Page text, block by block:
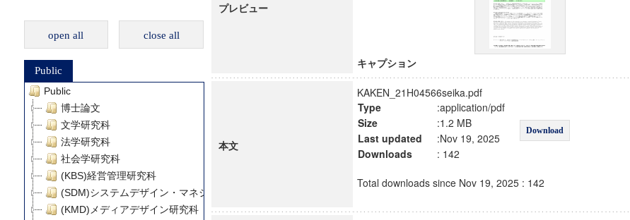
open all close all
Public
Public
博士論文
文学研究科
法学研究科
社会学研究科
(KBS)経営管理研究科
(SDM)システムデザイン・マネジメント研究科
(KMD)メディアデザイン研究科
プレビュー
キャプション
本文
KAKEN_21H04566seika.pdf
Type
:application/pdf
Download
Size
:1.2 MB
Last updated
:Nov 19, 2025
Downloads
: 142
Total downloads since Nov 19, 2025 : 142